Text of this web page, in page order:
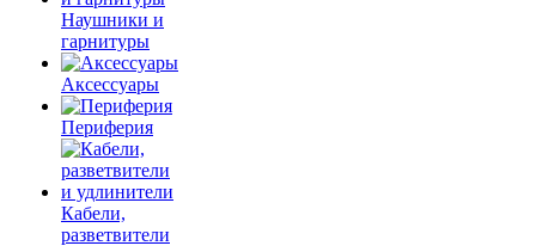
Наушники и
гарнитуры
Аксессуары
Периферия
Кабели,
разветвители